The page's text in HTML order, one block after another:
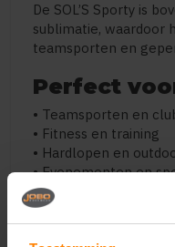
De SOL’S Sporty is
sublimatie, waardoor
teamsporten en
Perfect
• Teamsporten en
• Fitness en training
• Hardlopen en
• Evenementen en
• Sublimatie en